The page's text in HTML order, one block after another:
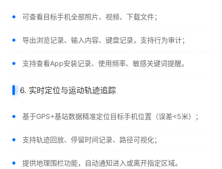
可查看目标手机全部照片、视频、下载文件；
导出浏览记录、输入内容、键盘记录，支持行为审计；
支持查看App安装记录、使用频率、敏感关键词提醒。
6. 实时定位与运动轨迹追踪
基于GPS+基站数据精准定位目标手机位置（误差<5米）；
支持轨迹回放、停留时间记录、路径可视化；
提供地理围栏功能，自动通知进入或离开指定区域。